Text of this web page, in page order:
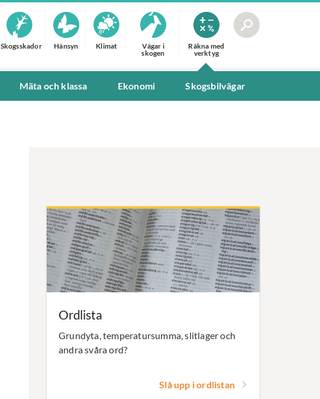
Skogsskador Hänsyn Klimat
Vägar i
skogen
Räkna med
verktyg
Mäta och klassa Ekonomi Skogsbilvägar
Ordlista
Grundyta, temperatursumma, slitlager och
andra svåra ord?
Slå upp i ordlistan